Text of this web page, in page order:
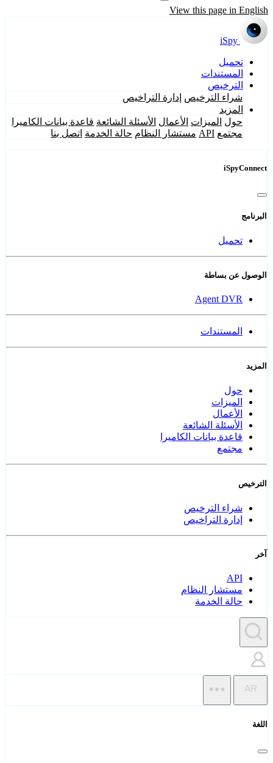
View this page in English
iSpy
تحميل
المستندات
الترخيص
شراء الترخيص إدارة التراخيص
المزيد
حول الميزات الأعمال الأسئلة الشائعة قاعدة بيانات الكاميرا
مجتمع API مستشار النظام حالة الخدمة اتصل بنا
iSpyConnect
البرنامج
تحميل
الوصول عن بساطة
Agent DVR
المستندات
المزيد
حول
الميزات
الأعمال
الأسئلة الشائعة
قاعدة بيانات الكاميرا
مجتمع
الترخيص
شراء الترخيص
إدارة التراخيص
آخر
API
مستشار النظام
حالة الخدمة
AR
اللغة